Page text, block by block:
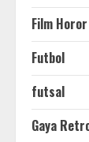
Film Horor
Futbol
futsal
Gaya